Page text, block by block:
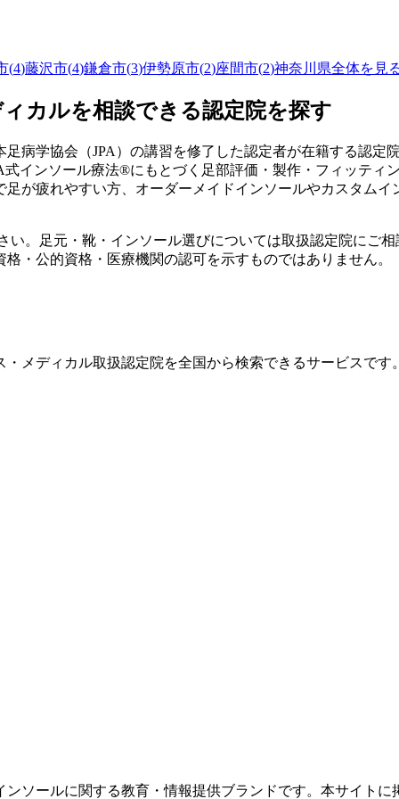
(4)藤沢市(4)鎌倉市(3)伊勢原市(2)座間市(2)神奈川県全体を見
カルを相談できる認定院を探す
病学協会（JPA）の講習を修了した認定者が在籍する認定
式インソール療法®にもとづく足部評価・製作・フィッテ
が疲れやすい方、オーダーメイドインソールやカスタム
。足元・靴・インソール選びについては取扱認定院にご
・公的資格・医療機関の認可を示すものではありません。
メディカル取扱認定院を全国から検索できるサービスです。
ソールに関する教育・情報提供ブランドです。本サイト